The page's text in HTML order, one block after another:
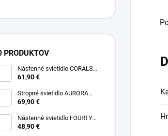
PRODUKTOV
Nástenné svietidlo CORALS
11977
61,90 €
Stropné svietidlo AURORA
11971
69,90 €
Nástenné svietidlo FOURTY
WALL S 10888
48,90 €